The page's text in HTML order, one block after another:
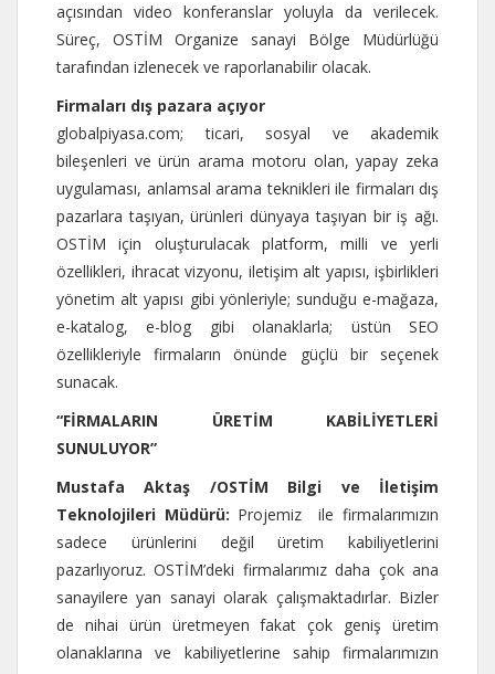
açısından video konferanslar yoluyla da verilecek.
Süreç, OSTİM Organize sanayi Bölge Müdürlüğü
tarafından izlenecek ve raporlanabilir olacak.
Firmaları dış pazara açıyor
globalpiyasa.com; ticari, sosyal ve akademik
bileşenleri ve ürün arama motoru olan, yapay zeka
uygulaması, anlamsal arama teknikleri ile firmaları dış
pazarlara taşıyan, ürünleri dünyaya taşıyan bir iş ağı.
OSTİM için oluşturulacak platform, milli ve yerli
özellikleri, ihracat vizyonu, iletişim alt yapısı, işbirlikleri
yönetim alt yapısı gibi yönleriyle; sunduğu e-mağaza,
e-katalog, e-blog gibi olanaklarla; üstün SEO
özellikleriyle firmaların önünde güçlü bir seçenek
sunacak.
“FİRMALARIN ÜRETİM KABİLİYETLERİ
SUNULUYOR”
Mustafa Aktaş /OSTİM Bilgi ve İletişim
Teknolojileri Müdürü: Projemiz ile firmalarımızın
sadece ürünlerini değil üretim kabiliyetlerini
pazarlıyoruz. OSTİM’deki firmalarımız daha çok ana
sanayilere yan sanayi olarak çalışmaktadırlar. Bizler
de nihai ürün üretmeyen fakat çok geniş üretim
olanaklarına ve kabiliyetlerine sahip firmalarımızın